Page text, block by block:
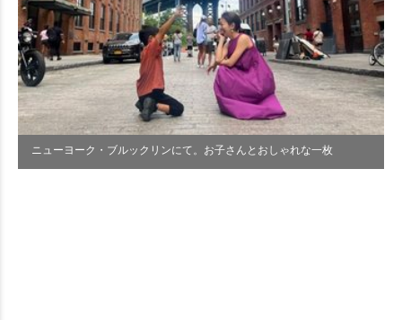
ニューヨーク・ブルックリンにて。お子さんとおしゃれな一枚